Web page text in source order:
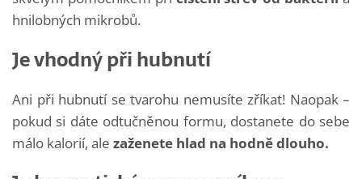
hnilobných mikrobů.
Je vhodný při hubnutí
Ani při hubnutí se tvarohu nemusíte zříkat! Naopak –
pokud si dáte odtučněnou formu, dostanete do sebe
málo kalorií, ale zaženete hlad na hodně dlouho.